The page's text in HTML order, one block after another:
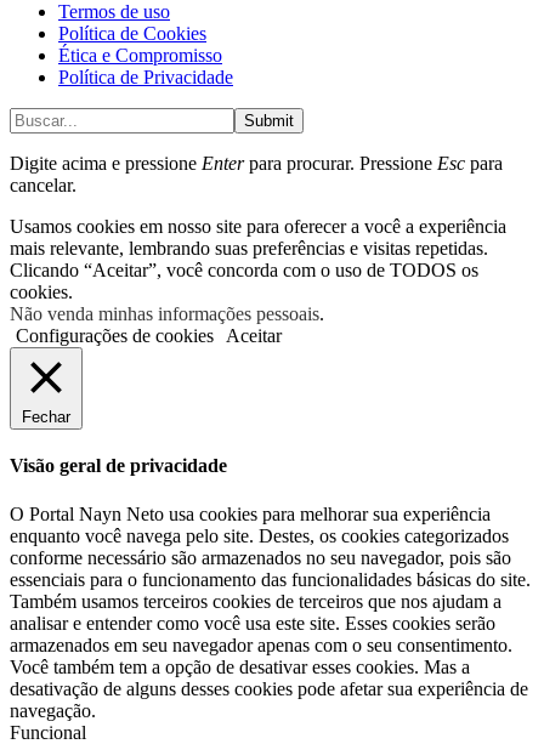
Termos de uso
Política de Cookies
Ética e Compromisso
Política de Privacidade
Submit
Digite acima e pressione Enterpara procurar. Pressione Esc para
cancelar.
Usamos cookies em nosso site para oferecer a você a experiência
mais relevante, lembrando suas preferências e visitas repetidas.
Clicando “Aceitar”, você concorda com o uso de TODOS os
cookies.
Não venda minhas informações pessoais.
Configurações de cookies
Aceitar
Fechar
Visão geral de privacidade
O Portal Nayn Neto usa cookies para melhorar sua experiência
enquanto você navega pelo site. Destes, os cookies categorizados
conforme necessário são armazenados no seu navegador, pois são
essenciais para o funcionamento das funcionalidades básicas do site.
Também usamos terceiros cookies de terceiros que nos ajudam a
analisar e entender como você usa este site. Esses cookies serão
armazenados em seu navegador apenas com o seu consentimento.
Você também tem a opção de desativar esses cookies. Mas a
desativação de alguns desses cookies pode afetar sua experiência de
navegação.
Funcional